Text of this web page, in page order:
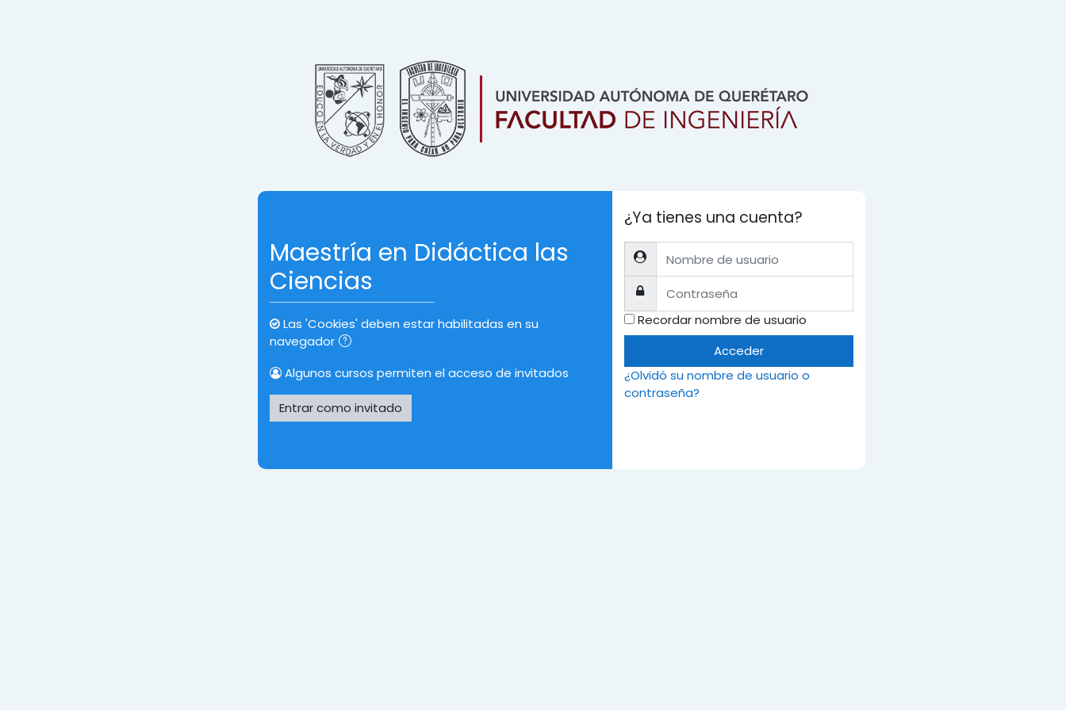
Maestría en Didáctica las
Ciencias
Las 'Cookies' deben estar habilitadas en su
navegador
Algunos cursos permiten el acceso de invitados
Entrar como invitado
¿Ya tienes una cuenta?
Nombre de usuario
Contraseña
Recordar nombre de usuario
Acceder
¿Olvidó su nombre de usuario o
contraseña?